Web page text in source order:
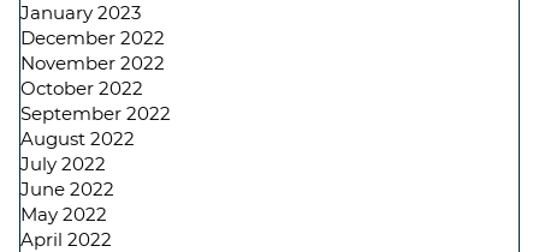
January 2023
December 2022
November 2022
October 2022
September 2022
August 2022
July 2022
June 2022
May 2022
April 2022